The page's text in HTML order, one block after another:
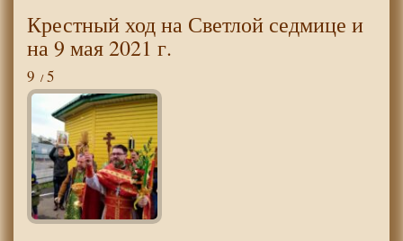
Крестный ход на Светлой седмице и
на 9 мая 2021 г.
9 5